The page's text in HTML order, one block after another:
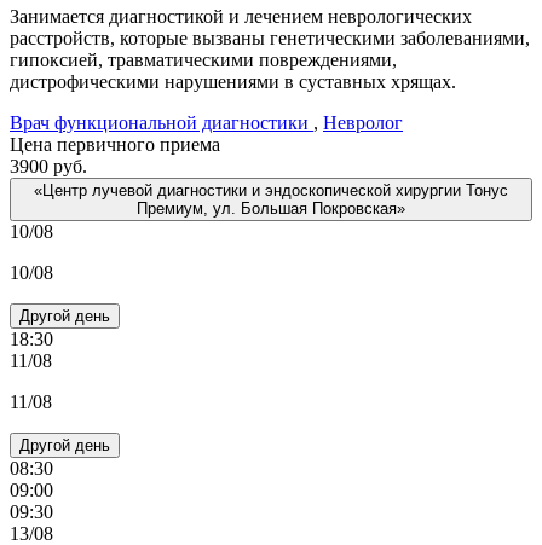
Занимается диагностикой и лечением неврологических
расстройств, которые вызваны генетическими заболеваниями,
гипоксией, травматическими повреждениями,
дистрофическими нарушениями в суставных хрящах.
Врач функциональной диагностики , Невролог
Цена первичного приема
3900 руб.
«Центр лучевой диагностики и эндоскопической хирургии Тонус
Премиум, ул. Большая Покровская»
10/08
10/08
Другой день
18:30
11/08
11/08
Другой день
08:30
09:00
09:30
13/08